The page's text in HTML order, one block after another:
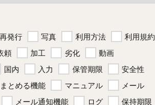
再発行 写真 利用方法
利用規約
頼 加工 劣化
動画
国内 入力 保管期限
安全性
まとめる機能 マニュアル
メール
メール通知機能 ログ 保持期限